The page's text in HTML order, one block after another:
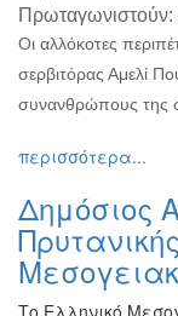
Πρωταγωνιστούν:
Οι αλλόκοτες
σερβιτόρας Αμελί
συνανθρώπους της
περισσότερα...
Δημόσιος
Το Ελληνικό